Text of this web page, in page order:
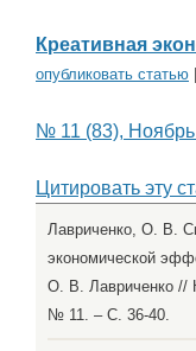
Креативная
опубликовать статью
№ 11 (83),
Цитировать эту
Лавриченко, О. В.
экономической
О. В. Лавриченко //
№ 11. – С. 36-40.